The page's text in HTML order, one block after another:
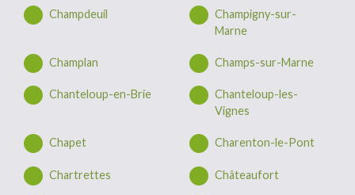
Champdeuil
Champigny-sur-
Marne
Champlan Champs-sur-Marne
Chanteloup-en-Brie
Chanteloup-les-
Vignes
Chapet Charenton-le-Pont
Chartrettes Châteaufort